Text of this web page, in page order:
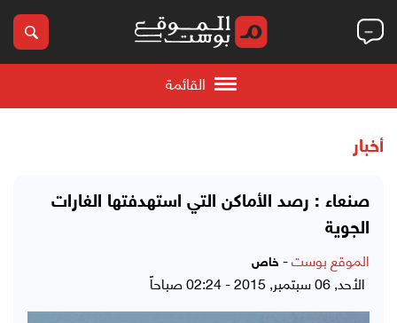
القائمة
أخبار
صنعاء : رصد الأماكن التي استهدفتها الغارات
الجوية
الموقع بوست- خاص
الأحد, 06 سبتمبر, 2015 - 02:24 صباحاً